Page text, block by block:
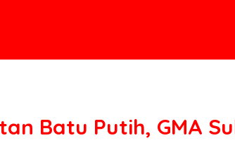
Batu Putih, GMA